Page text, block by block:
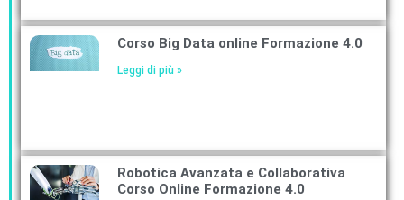
Corso Big Data online Formazione 4.0
Leggi di più »
Robotica Avanzata e Collaborativa
Corso Online Formazione 4.0